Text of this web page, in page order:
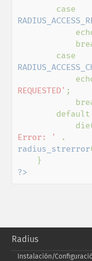
REQUESTED' ;
Error: '
radius_strerror
?>
Radius
Instalación/